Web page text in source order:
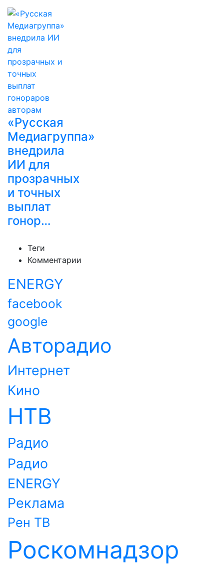
«Русская
Медиагруппа»
внедрила
ИИ для
прозрачных
и точных
выплат
гонор…
Теги
Комментарии
ENERGY
facebook
google
Авторадио
Интернет
Кино
НТВ
Радио
Радио
ENERGY
Реклама
Рен ТВ
Роскомнадзор